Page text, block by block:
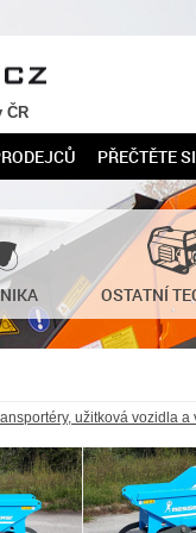
ČR
PŘEČTĚTE SI
OSTATNÍ
užitková vozidla a